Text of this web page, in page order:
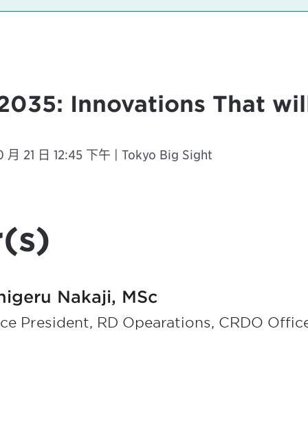
Innovations That
月 21 日 12:45 下午 | Tokyo Big Sight
Nakaji, MSc
President, RD Opearations, CRDO